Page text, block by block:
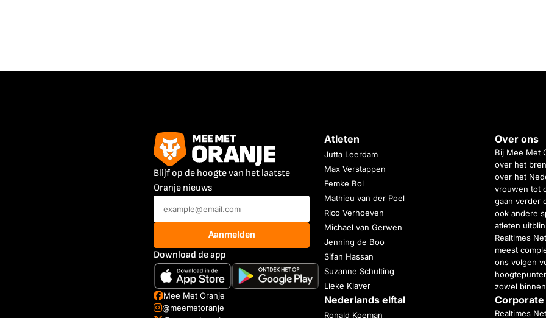
Blijf op de hoogte van het laatste
Oranje nieuws
Aanmelden
Download de app
Mee Met Oranje
@meemetoranje
Atleten
Jutta Leerdam
Max Verstappen
Femke Bol
Mathieu van der Poel
Rico Verhoeven
Michael van Gerwen
Jenning de Boo
Sifan Hassan
Suzanne Schulting
Lieke Klaver
Nederlands elftal
Ronald Koeman
Over ons
Bij Mee Met
over het
over het
vrouwen tot
gaan verder
ook andere
atleten
Realtimes
meest
ons volgen
zowel
Corporate
Realtimes